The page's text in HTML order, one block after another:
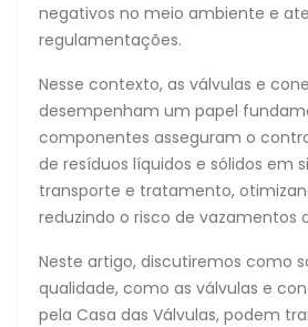
negativos no meio ambiente e
regulamentações.
Nesse contexto, as válvulas e
desempenham um papel
componentes asseguram o
de resíduos líquidos e sólidos em
transporte e tratamento,
reduzindo o risco de vazamentos
Neste artigo, discutiremos como
qualidade, como as válvulas e
pela Casa das Válvulas, podem